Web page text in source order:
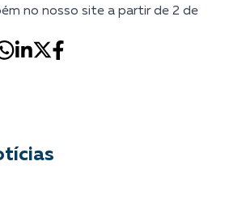
no nosso site a partir de 2 de